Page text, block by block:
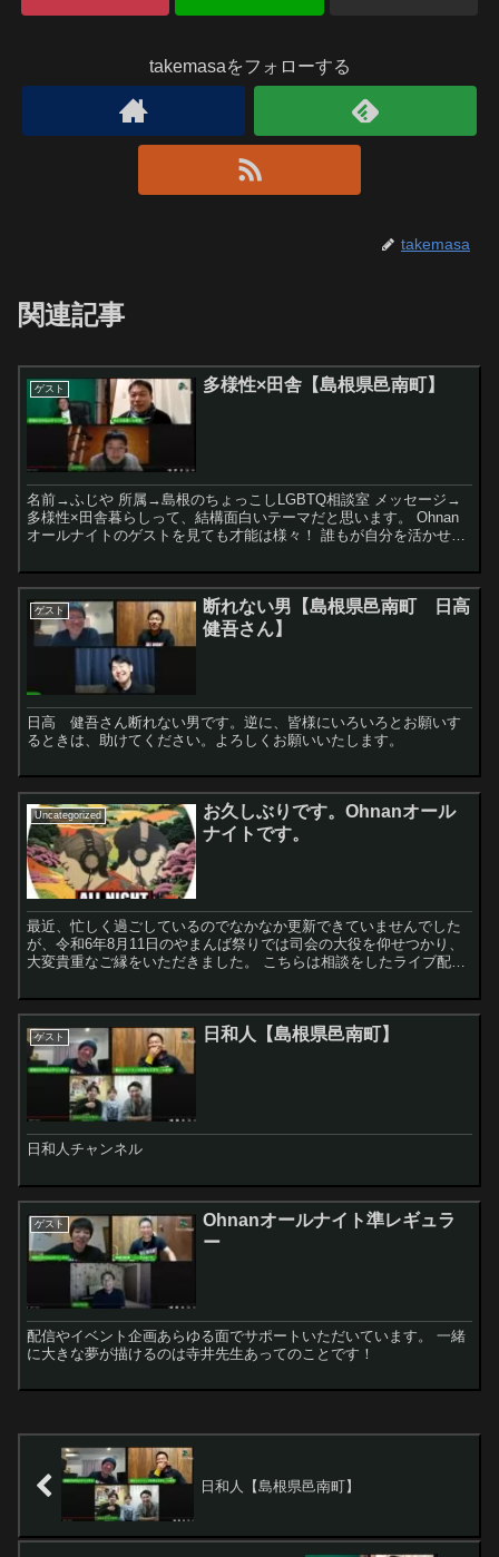
takemasaをフォローする
takemasa
関連記事
ゲスト 多様性×田舎【島根県邑南町】
名前→ふじや 所属→島根のちょっこしLGBTQ相談室 メッセージ→
多様性×田舎暮らしって、結構面白いテーマだと思います。 Ohnan
オールナイトのゲストを見ても才能は様々！ 誰もが自分を活かせる
ゲスト
断れない男【島根県邑南町 日高
健吾さん】
日高 健吾さん断れない男です。逆に、皆様にいろいろとお願いす
るときは、助けてください。よろしくお願いいたします。
Uncategorized
お久しぶりです。Ohnanオール
ナイトです。
最近、忙しく過ごしているのでなかなか更新できていませんでした
が、令和6年8月11日のやまんば祭りでは司会の大役を仰せつかり、
大変貴重なご縁をいただきました。 こちらは相談をしたライブ配
ゲスト 日和人【島根県邑南町】
日和人チャンネル
ゲスト
Ohnanオールナイト準レギュラ
ー
配信やイベント企画あらゆる面でサポートいただいています。 一緒
に大きな夢が描けるのは寺井先生あってのことです！
日和人【島根県邑南町】